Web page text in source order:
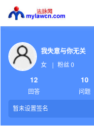
我失意与你无关
女 | 粉丝 0
12
回答
10
问题
暂未设置签名